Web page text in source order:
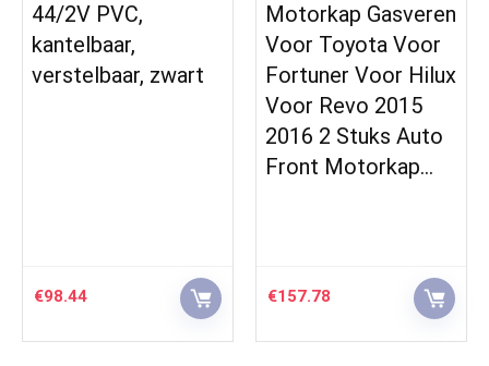
44/2V PVC,
kantelbaar,
verstelbaar, zwart
€98.44
Motorkap Gasveren
Voor Toyota Voor
Fortuner Voor Hilux
Voor Revo 2015
2016 2 Stuks Auto
Front Motorkap…
€157.78